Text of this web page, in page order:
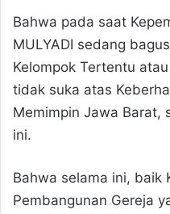
Bahwa pada saat
MULYADI sedang
Kelompok Tertentu
tidak suka atas
Memimpin Jawa Barat,
ini.
Bahwa selama ini, baik
Pembangunan Gereja